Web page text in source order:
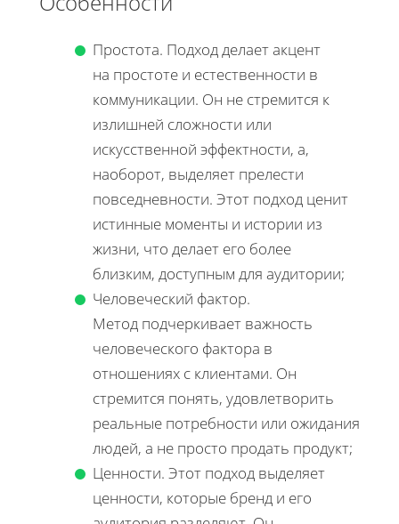
Простота. Подход делает акцент
на простоте и естественности в
коммуникации. Он не стремится к
излишней сложности или
искусственной эффектности, а,
наоборот, выделяет прелести
повседневности. Этот подход ценит
истинные моменты и истории из
жизни, что делает его более
близким, доступным для аудитории;
Человеческий фактор.
Метод подчеркивает важность
человеческого фактора в
отношениях с клиентами. Он
стремится понять, удовлетворить
реальные потребности или ожидания
людей, а не просто продать продукт;
Ценности. Этот подход выделяет
ценности, которые бренд и его